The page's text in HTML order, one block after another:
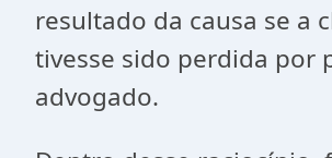
resultado da causa se a
tivesse sido perdida por
advogado.